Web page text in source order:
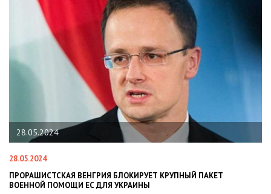
28.05.2024
28.05.2024
ПРОРАШИСТСКАЯ ВЕНГРИЯ БЛОКИРУЕТ КРУПНЫЙ ПАКЕТ
ВОЕННОЙ ПОМОЩИ ЕС ДЛЯ УКРАИНЫ